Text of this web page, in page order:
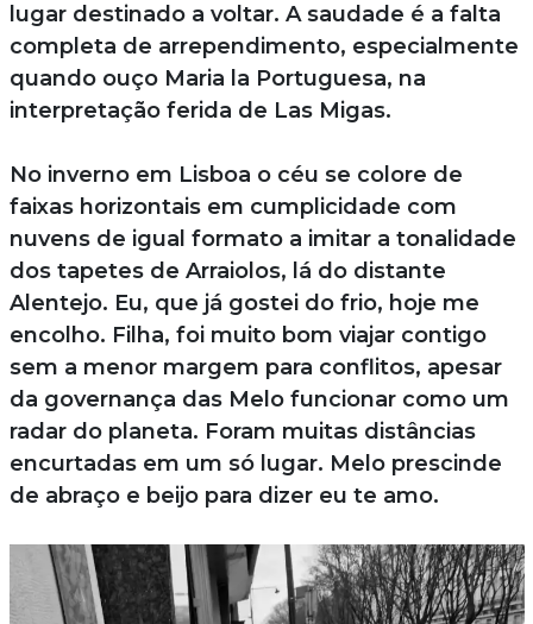
lugar destinado a voltar. A saudade é a falta
completa de arrependimento, especialmente
quando ouço Maria la Portuguesa, na
interpretação ferida de Las Migas.
No inverno em Lisboa o céu se colore de
faixas horizontais em cumplicidade com
nuvens de igual formato a imitar a tonalidade
dos tapetes de Arraiolos, lá do distante
Alentejo. Eu, que já gostei do frio, hoje me
encolho. Filha, foi muito bom viajar contigo
sem a menor margem para conflitos, apesar
da governança das Melo funcionar como um
radar do planeta. Foram muitas distâncias
encurtadas em um só lugar. Melo prescinde
de abraço e beijo para dizer eu te amo.